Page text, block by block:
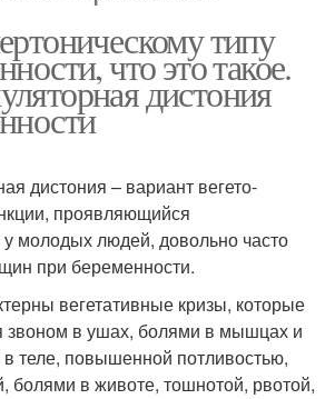
типу
что это такое.
дистония
дистония – вариант вегето-
проявляющийся
молодых людей, довольно часто
при беременности.
вегетативные кризы, которые
звоном в ушах, болями в мышцах и
в теле, повышенной потливостью,
болями в животе, тошнотой, рвотой,